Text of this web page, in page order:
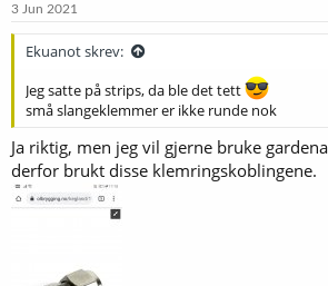
3 Jun 2021
Ekuanot skrev:
Jeg satte på strips, da ble det tett
små slangeklemmer er ikke runde nok
Ja riktig, men jeg vil gjerne bruke
derfor brukt disse klemringskoblingene.